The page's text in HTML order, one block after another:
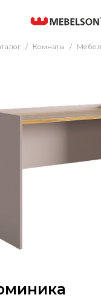
/ Комнаты /